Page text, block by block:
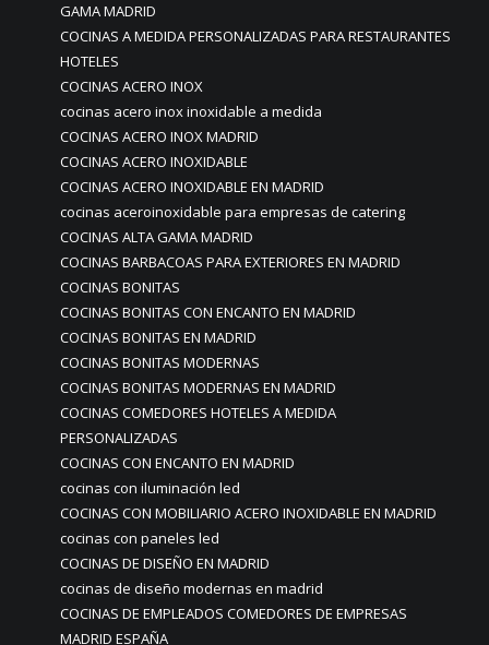
GAMA MADRID
COCINAS A MEDIDA PERSONALIZADAS PARA RESTAURANTES
HOTELES
COCINAS ACERO INOX
cocinas acero inox inoxidable a medida
COCINAS ACERO INOX MADRID
COCINAS ACERO INOXIDABLE
COCINAS ACERO INOXIDABLE EN MADRID
cocinas aceroinoxidable para empresas de catering
COCINAS ALTA GAMA MADRID
COCINAS BARBACOAS PARA EXTERIORES EN MADRID
COCINAS BONITAS
COCINAS BONITAS CON ENCANTO EN MADRID
COCINAS BONITAS EN MADRID
COCINAS BONITAS MODERNAS
COCINAS BONITAS MODERNAS EN MADRID
COCINAS COMEDORES HOTELES A MEDIDA
PERSONALIZADAS
COCINAS CON ENCANTO EN MADRID
cocinas con iluminación led
COCINAS CON MOBILIARIO ACERO INOXIDABLE EN MADRID
cocinas con paneles led
COCINAS DE DISEÑO EN MADRID
cocinas de diseño modernas en madrid
COCINAS DE EMPLEADOS COMEDORES DE EMPRESAS
MADRID ESPAÑA